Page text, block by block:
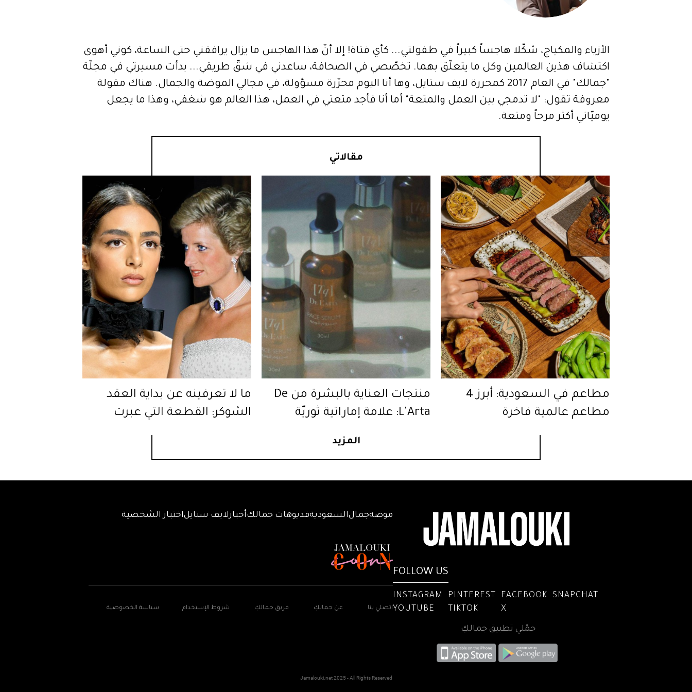
الأزياء والمكياج، شكّلا هاجساً كبيراً في طفولتي... كأي فتاة! إلا أنّ هذا الهاجس ما يزال يرافقني حتى الساعة، كوني أهوى
اكتشاف هذين العالمين وكل ما يتعلّق بهما. تخصّصي في الصحافة، ساعدني في شقّ طريقي... بدأت مسيرتي في مجلّة
"جمالك" في العام 2017 كمحررة لايف ستايل، وها أنا اليوم محرّرة مسؤولة، في مجالي الموضة والجمال. هناك مقولة
معروفة تقول: "لا تدمجي بين العمل والمتعة" أما أنا فأجد متعتي في العمل، هذا العالم هو شغفي، وهذا ما يجعل
يوميّاتي أكثر مرحاً ومتعة.
مقالاتي
مطاعم في السعودية: أبرز 4
مطاعم عالمية فاخرة
منتجات العناية بالبشرة من De
L'Arta: علامة إماراتية ثوريّة
ما لا تعرفينه عن بداية العقد
الشوكر: القطعة التي عبرت
المزيد
FOLLOW US
INSTAGRAM PINTEREST FACEBOOK
SNAPCHAT
YOUTUBE
TIKTOK X
حمّلي تطبيق جمالكِ
موضةجمالالسعوديةفديوهات جمالكأخبار لايف ستايلاختبار الشخصية
اتصلي بنا عن جمالكِ فريق جمالكِ شروط الإستخدام سياسة الخصوصية
Jamalouki.net 2025 - All Rights Reserved